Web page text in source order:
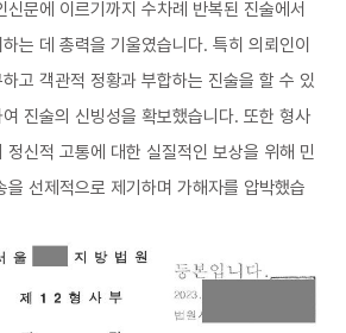
문에 이르기까지 수차례 반복된 진술에서
는 데 총력을 기울였습니다. 특히 의뢰인이
고 객관적 정황과 부합하는 진술을 할 수 있
진술의 신빙성을 확보했습니다. 또한 형사
정신적 고통에 대한 실질적인 보상을 위해 민
을 선제적으로 제기하며 가해자를 압박했습